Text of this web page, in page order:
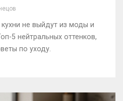
не выйдут из моды и
5 нейтральных оттенков,
по уходу.